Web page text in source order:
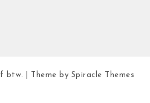
btw. | Theme by Spiracle Themes